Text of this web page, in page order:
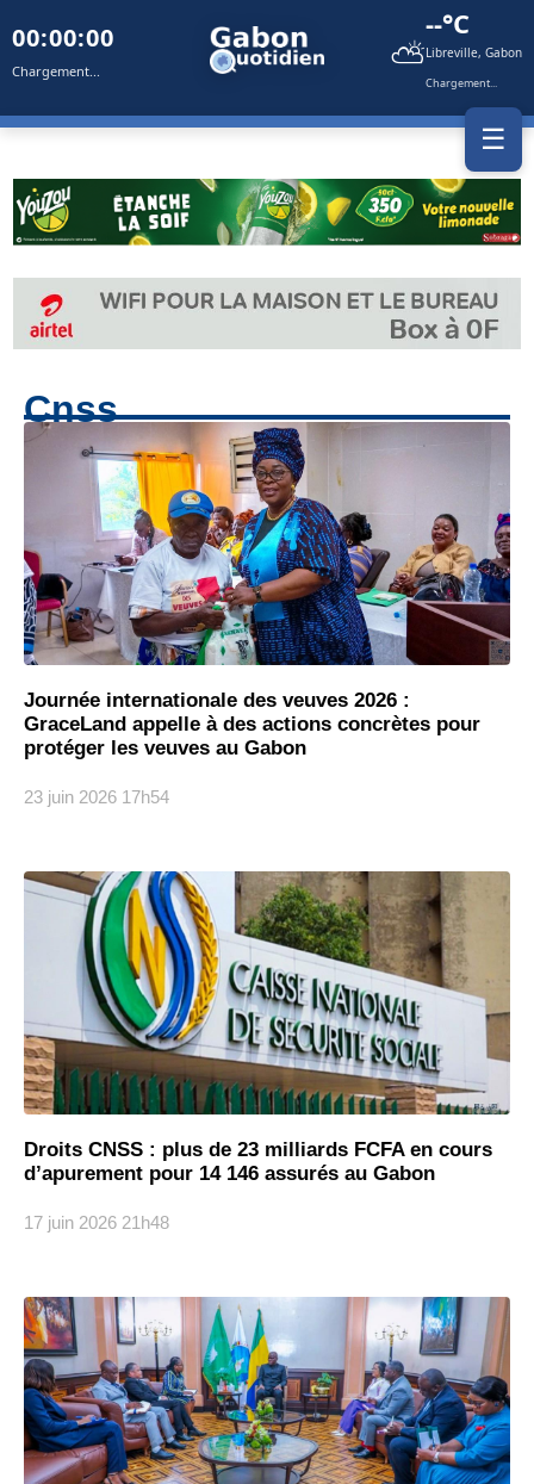
00:00:00
Chargement... ⛅
--°C
Libreville, Gabon
Chargement...
☰
Cnss
Journée internationale des veuves 2026 :
GraceLand appelle à des actions concrètes pour
protéger les veuves au Gabon
23 juin 2026 17h54
Droits CNSS : plus de 23 milliards FCFA en cours
d’apurement pour 14 146 assurés au Gabon
17 juin 2026 21h48